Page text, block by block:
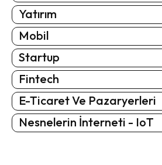
Yatırım
Mobil
Startup
Fintech
E-Ticaret Ve Pazaryerleri
Nesnelerin İnterneti - IoT